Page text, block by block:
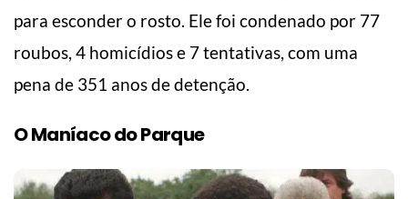
para esconder o rosto. Elefoi condenado por 77
roubos, 4 homicídios e 7 tentativas, com uma
pena de 351 anos de detenção.
O Maníaco do Parque